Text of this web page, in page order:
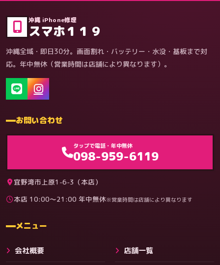
料金
沖縄 iPhone修理
スマホ１１９
沖縄全域・即日30分。画面割れ・バッテリー・水没・基板まで対
応。年中無休（営業時間は店舗により異なります）。
お問い合わせ
タップで電話・年中無休
098-959-6119
宜野湾市上原1-6-3（本店）
本店 10:00〜21:00 年中無休※営業時間は店舗により異なります
メニュー
会社概要 店舗一覧